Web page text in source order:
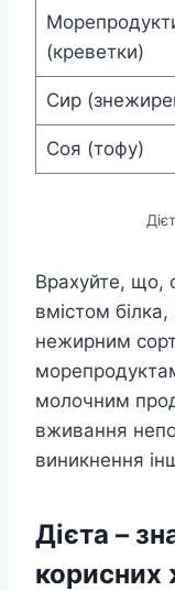
(креветки)
Сир
Соя (тофу)
Врахуйте, що,
вмістом
нежирним
молочним
вживання
виникнення
Дієта –
корисних